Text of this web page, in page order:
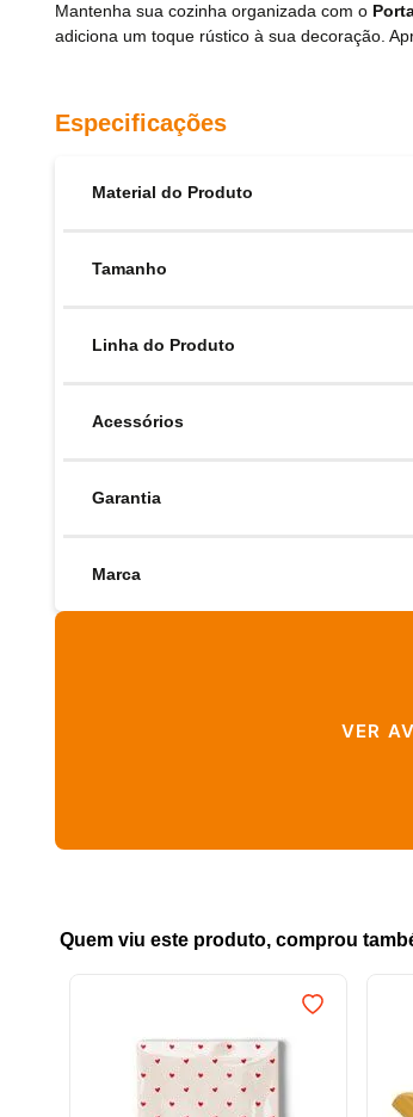
Mantenha sua cozinha organizada com o
adiciona um toque rústico à sua decoração.
Especificações
Material do Produto
Tamanho
Linha do Produto
Acessórios
Garantia
Marca
VER
Quem viu este produto, comprou